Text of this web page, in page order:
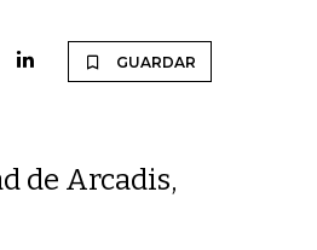
GUARDAR
de Arcadis,